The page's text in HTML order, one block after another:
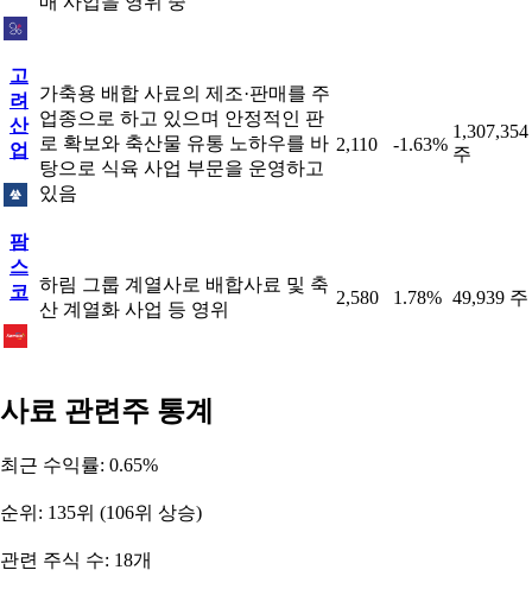
고
려
산
업
가축용 배합 사료의 제조·판매를 주
업종으로 하고 있으며 안정적인 판
로 확보와 축산물 유통 노하우를 바
탕으로 식육 사업 부문을 운영하고
있음
2,110 -1.63%
1,307,354
주
팜
스
코 하림 그룹 계열사로 배합사료 및 축
산 계열화 사업 등 영위
2,580 1.78% 49,939 주
사료 관련주 통계
최근 수익률: 0.65%
순위: 135위 (106위 상승)
관련 주식 수: 18개